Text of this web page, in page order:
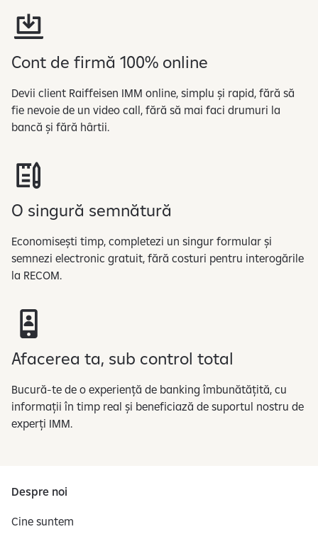
s
l
d
e
-
e
d
i
n
​Cont de firmă 100% online
​Devii client Raiffeisen IMM online, simplu și rapid, fără să
fie nevoie de un video call, fără să mai faci drumuri la
bancă și fără hârtii.
​​O singură semnătură
​Economisești timp, completezi un singur formular și
semnezi electronic gratuit, fără costuri pentru interogările
la RECOM. ​​
Afacerea ta, sub control total
​Bucură-te de o experiență de banking îmbunătățită, cu
informații în timp real și beneficiază de suportul nostru de
experți IMM.​
Despre noi
Cine suntem